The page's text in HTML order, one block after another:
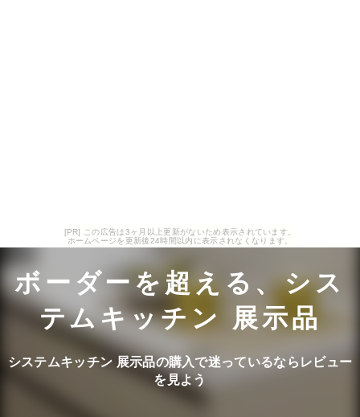
[PR] この広告は3ヶ月以上更新がないため表示されています。
ホームページを更新後24時間以内に表示されなくなります。
ボーダーを超える、シス
テムキッチン 展示品
システムキッチン 展示品の購入で迷っているならレビュー
を見よう